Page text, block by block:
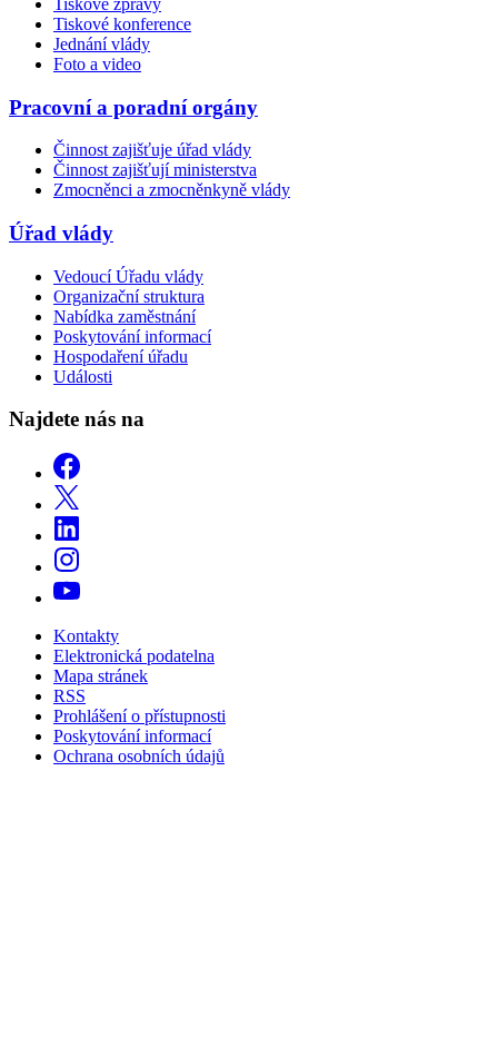
Tiskové konference
Jednání vlády
Foto a video
Pracovní a poradní orgány
Činnost zajišťuje úřad vlády
Činnost zajišťují ministerstva
Zmocněnci a zmocněnkyně vlády
Úřad vlády
Vedoucí Úřadu vlády
Organizační struktura
Nabídka zaměstnání
Poskytování informací
Hospodaření úřadu
Události
Najdete nás na
Kontakty
Elektronická podatelna
Mapa stránek
RSS
Prohlášení o přístupnosti
Poskytování informací
Ochrana osobních údajů